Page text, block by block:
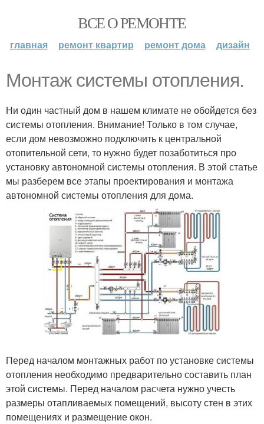
ВСЕ О РЕМОНТЕ
главная ремонт квартир ремонт дома дизайн
Монтаж системы отопления.
Ни один частный дом в нашем климате не обойдется без
системы отопления. Внимание! Только в том случае,
если дом невозможно подключить к центральной
отопительной сети, то нужно будет позаботиться про
установку автономной системы отопления. В этой статье
мы разберем все этапы проектирования и монтажа
автономной системы отопления для дома.
Перед началом монтажных работ по установке системы
отопления необходимо предварительно составить план
этой системы. Перед началом расчета нужно учесть
размеры отапливаемых помещений, высоту стен в этих
помещениях и размещение окон.